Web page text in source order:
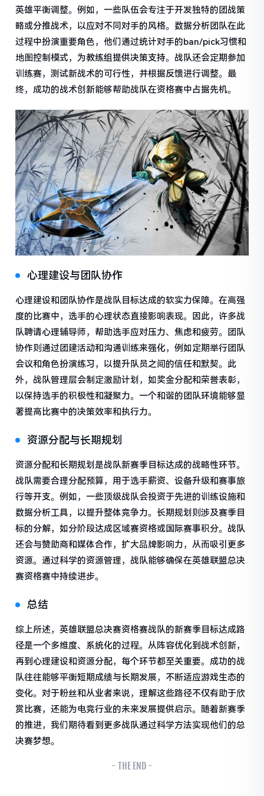
英雄平衡调整。例如，一些队伍会专注于开发独特的团战策
略或分推战术，以应对不同对手的风格。数据分析团队在此
过程中扮演重要角色，他们通过统计对手的ban/pick习惯和
地图控制模式，为教练组提供决策支持。战队还会定期参加
训练赛，测试新战术的可行性，并根据反馈进行调整。最
终，成功的战术创新能够帮助战队在资格赛中占据先机。
心理建设与团队协作
心理建设和团队协作是战队目标达成的软实力保障。在高强
度的比赛中，选手的心理状态直接影响表现。因此，许多战
队聘请心理辅导师，帮助选手应对压力、焦虑和疲劳。团队
协作则通过团建活动和沟通训练来强化，例如定期举行团队
会议和角色扮演练习，以提升队员之间的信任和默契。此
外，战队管理层会制定激励计划，如奖金分配和荣誉表彰，
以保持选手的积极性和凝聚力。一个和谐的团队环境能够显
著提高比赛中的决策效率和执行力。
资源分配与长期规划
资源分配和长期规划是战队新赛季目标达成的战略性环节。
战队需要合理分配预算，用于选手薪资、设备升级和赛事旅
行等开支。例如，一些顶级战队会投资于先进的训练设施和
数据分析工具，以提升整体竞争力。长期规划则涉及赛季目
标的分解，如分阶段达成区域赛资格或国际赛事积分。战队
还会与赞助商和媒体合作，扩大品牌影响力，从而吸引更多
资源。通过科学的资源管理，战队能够确保在英雄联盟总决
赛资格赛中持续进步。
总结
综上所述，英雄联盟总决赛资格赛战队的新赛季目标达成路
径是一个多维度、系统化的过程。从阵容优化到战术创新，
再到心理建设和资源分配，每个环节都至关重要。成功的战
队往往能够平衡短期成绩与长期发展，不断适应游戏生态的
变化。对于粉丝和从业者来说，理解这些路径不仅有助于欣
赏比赛，还能为电竞行业的未来发展提供启示。随着新赛季
的推进，我们期待看到更多战队通过科学方法实现他们的总
决赛梦想。
- THE END -